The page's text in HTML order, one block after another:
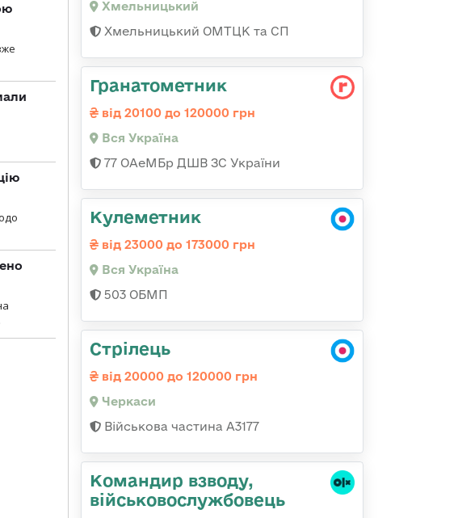
Хмельницький
Хмельницький ОМТЦК та СП
Гранатометник
від 20100 до 120000 грн
Вся Україна
77 ОАеМБр ДШВ ЗС України
Кулеметник
від 23000 до 173000 грн
Вся Україна
503 ОБМП
Стрілець
від 20000 до 120000 грн
Черкаси
Військова частина А3177
Командир взводу,
військовослужбовець